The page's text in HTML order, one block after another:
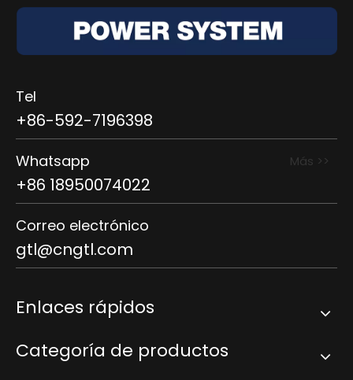
Tel
+86-592-7196398
Whatsapp Más >>
+86 18950074022
Correo electrónico
gtl@cngtl.com
Enlaces rápidos
Categoría de productos